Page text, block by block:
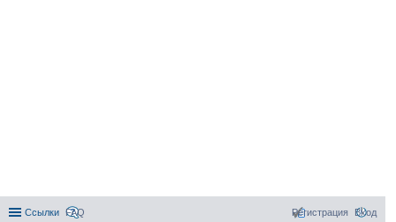
Ссылки FAQ Вход
Регистрация